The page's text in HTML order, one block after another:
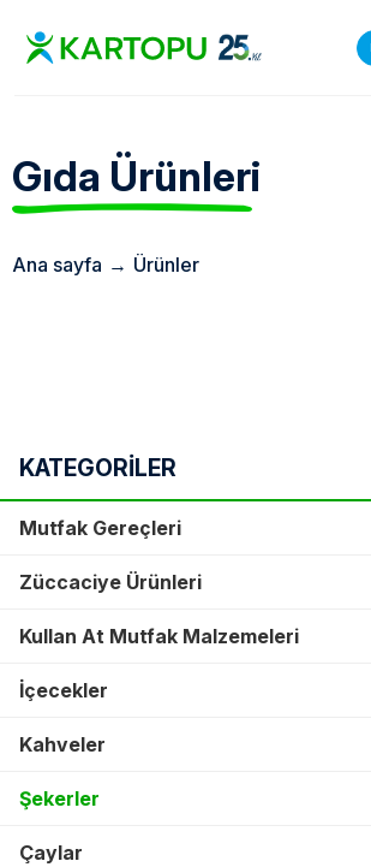
Gıda Ürünleri
Ana sayfa → Ürünler
KATEGORİLER
Mutfak Gereçleri
Züccaciye Ürünleri
Kullan At Mutfak Malzemeleri
İçecekler
Kahveler
Şekerler
Çaylar